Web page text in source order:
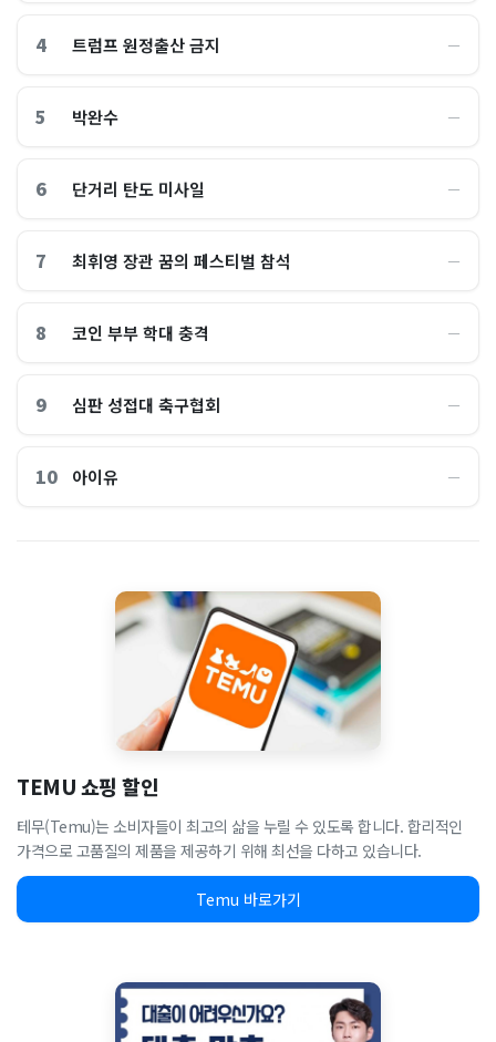
4 트럼프 원정출산 금지 ―
5 박완수 ―
6 단거리 탄도 미사일 ―
7 최휘영 장관 꿈의 페스티벌 참석 ―
8 코인 부부 학대 충격 ―
9 심판 성접대 축구협회 ―
10 아이유 ―
TEMU 쇼핑 할인
테무(Temu)는 소비자들이 최고의 삶을 누릴 수 있도록 합니다. 합리적인
가격으로 고품질의 제품을 제공하기 위해 최선을 다하고 있습니다.
Temu 바로가기